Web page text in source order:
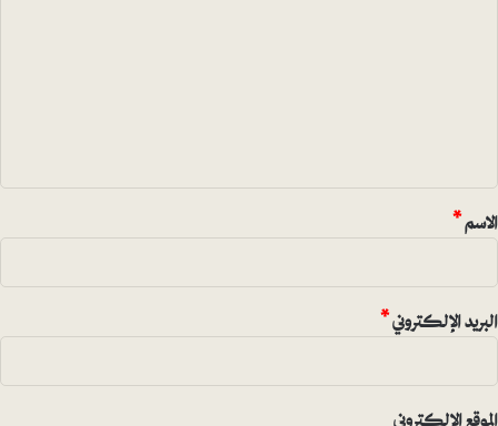
ق
*
الاسم*
البريد الإلكتروني*
الموقع الإلكتروني